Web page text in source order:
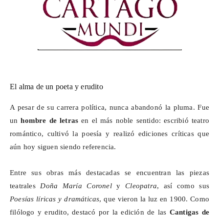
El alma de un poeta y erudito
A pesar de su carrera política, nunca abandonó la pluma. Fue
unhombre de letras en el más noble sentido: escribió teatro
romántico, cultivó la poesía y realizó ediciones críticas que
aún hoy siguen siendo referencia.
Entre sus obras más destacadas se encuentran las piezas
teatrales Doña MaríaCoronelyCleopatra, así como sus
Poesías líricas y dramáticas, que vieron la luz en 1900. Como
filólogo y erudito, destacó por la edición de las Cantigas de